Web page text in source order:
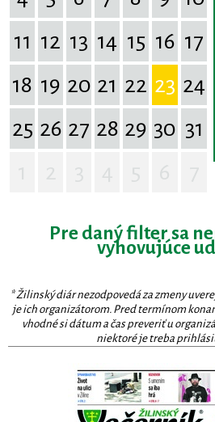
11 12 13 14 15 16 17
18 19 20 21 22 23 24
25 26 27 28 29 30 31
Pre daný filter sa
vyhovujúce
* Žilinský diár nezodpovedá za zmeny
je ich organizátorom. Pred termínom
vhodné si dátum a čas preveriť u
niektoré je treba